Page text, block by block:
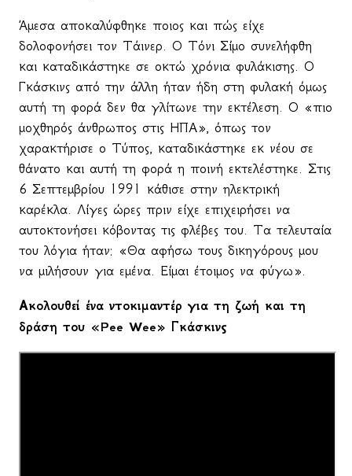
Άμεσα αποκαλύφθηκε ποιος και πώς είχε
δολοφονήσει τον Τάινερ. Ο Τόνι Σίμο συνελήφθη
και καταδικάστηκε σε οκτώ χρόνια φυλάκισης. Ο
Γκάσκινς από την άλλη ήταν ήδη στη φυλακή όμως
αυτή τη φορά δεν θα γλίτωνε την εκτέλεση. Ο «πιο
μοχθηρός άνθρωπος στις ΗΠΑ», όπως τον
χαρακτήρισε ο Τύπος, καταδικάστηκε εκ νέου σε
θάνατο και αυτή τη φορά η ποινή εκτελέστηκε. Στις
6 Σεπτεμβρίου 1991 κάθισε στην ηλεκτρική
καρέκλα. Λίγες ώρες πριν είχε επιχειρήσει να
αυτοκτονήσει κόβοντας τις φλέβες του. Τα τελευταία
του λόγια ήταν: «Θα αφήσω τους δικηγόρους μου
να μιλήσουν για εμένα. Είμαι έτοιμος να φύγω».
Ακολουθεί ένα ντοκιμαντέρ για τη ζωή και τη
δράση του «Pee Wee» Γκάσκινς